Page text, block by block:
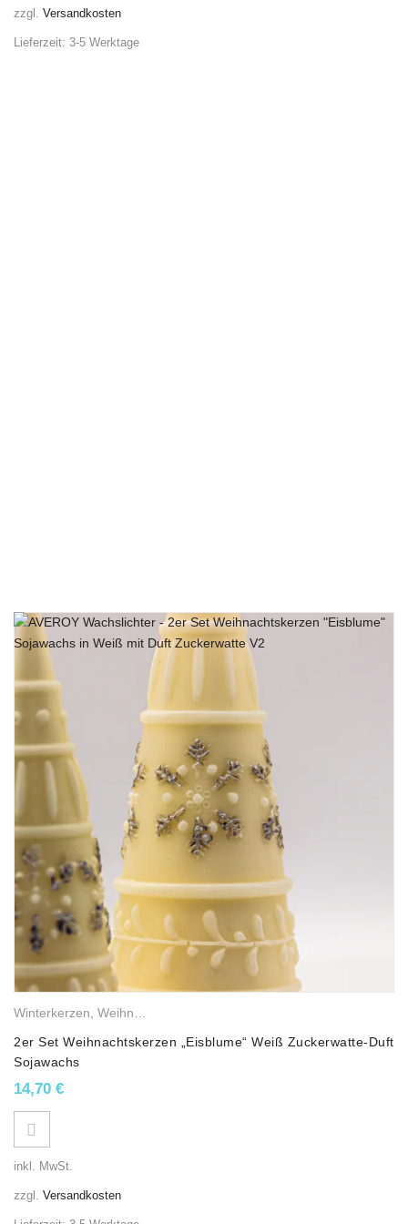
zzgl. Versandkosten
Lieferzeit: 3-5 Werktage
Winterkerzen Weihnachtskerzen
2er Set Weihnachtskerzen „Eisblume“ Weiß Zuckerwatte-Duft
Sojawachs
14,70 €
inkl. MwSt.
zzgl. Versandkosten